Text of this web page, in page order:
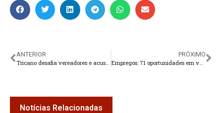
ANTERIOR
PRÓXIMO
Notícias Relacionadas